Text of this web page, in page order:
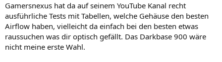
Gamersnexus hat da auf seinem YouTube Kanal recht
ausführliche Tests mit Tabellen, welche Gehäuse den besten
Airflow haben, vielleicht da einfach bei den besten etwas
raussuchen was dir optisch gefällt. Das Darkbase 900 wäre
nicht meine erste Wahl.